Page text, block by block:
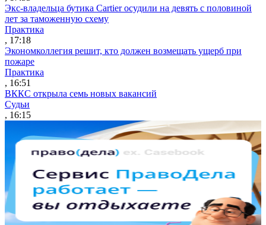
Экс-владельца бутика Cartier осудили на девять с половиной
лет за таможенную схему
Практика
, 17:18
Экономколлегия решит, кто должен возмещать ущерб при
пожаре
Практика
, 16:51
ВККС открыла семь новых вакансий
Судьи
, 16:15